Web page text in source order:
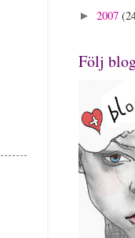
► 2007
Följ